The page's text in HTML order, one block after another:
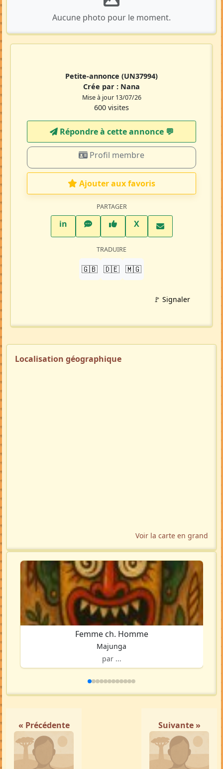
Aucune photo pour le moment.
Petite-annonce (UN37994)
Crée par : Nana
Mise à jour 13/07/26
600 visites
Répondre à cette annonce 💬​
Profil membre
Ajouter aux favoris
PARTAGER
inLinkedInWhatsAppFacebook
XTwitter X
TRADUIRE
🇬🇧 🇩🇪 🇲🇬
🚩 Signaler
Localisation géographique
Voir la carte en grand
Femme ch. Homme
Majunga
par ...
« Précédente Suivante »